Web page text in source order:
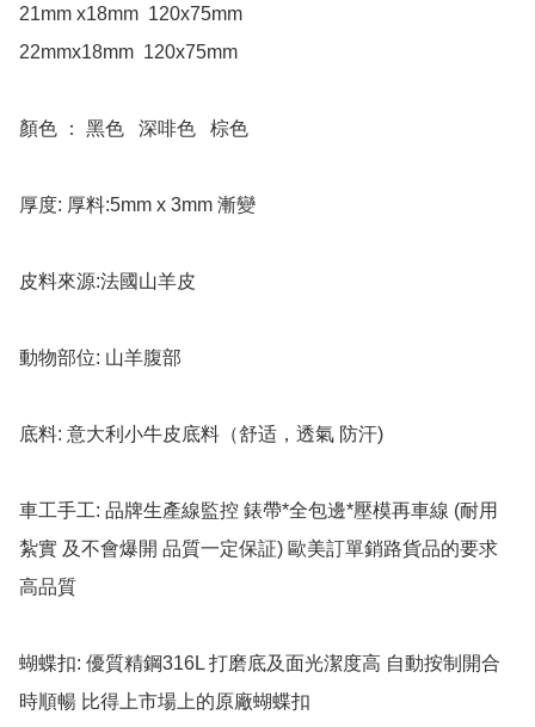
21mm x18mm  120x75mm
22mmx18mm  120x75mm
顏色 ： 黑色   深啡色   棕色
厚度: 厚料:5mm x 3mm 漸變
皮料來源:法國山羊皮
動物部位: 山羊腹部
底料: 意大利小牛皮底料（舒适，透氣 防汗)
車工手工: 品牌生產線監控 錶帶*全包邊*壓模再車線 (耐用
紮實 及不會爆開 品質一定保証) 歐美訂單銷路貨品的要求
高品質
蝴蝶扣: 優質精鋼316L 打磨底及面光潔度高 自動按制開合
時順暢 比得上市場上的原廠蝴蝶扣